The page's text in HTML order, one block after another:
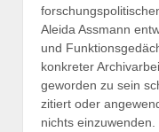
Aleida Assmann
und
konkreter
geworden zu sein
zitiert oder
nichts